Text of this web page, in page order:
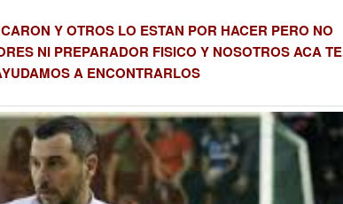
Y OTROS LO ESTAN POR HACER PERO NO
NI PREPARADOR FISICO Y NOSOTROS ACA TE
A ENCONTRARLOS